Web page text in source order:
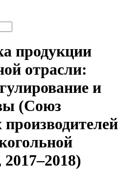
продукции
отрасли:
и
(Союз
производителей